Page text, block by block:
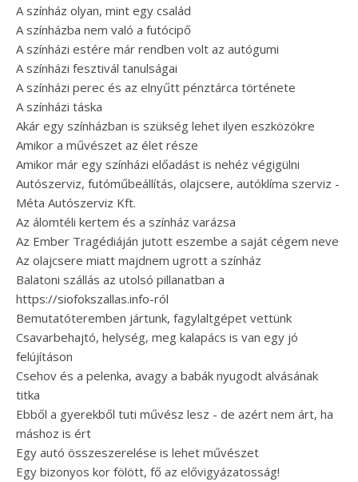
A színház olyan, mint egy család
A színházba nem való a futócipő
A színházi estére már rendben volt az autógumi
A színházi fesztivál tanulságai
A színházi perec és az elnyűtt pénztárca története
A színházi táska
Akár egy színházban is szükség lehet ilyen eszközökre
Amikor a művészet az élet része
Amikor már egy színházi előadást is nehéz végigülni
Autószerviz, futóműbeállítás, olajcsere, autóklíma szerviz -
Méta Autószerviz Kft.
Az álomtéli kertem és a színház varázsa
Az Ember Tragédiáján jutott eszembe a saját cégem neve
Az olajcsere miatt majdnem ugrott a színház
Balatoni szállás az utolsó pillanatban a
https://siofokszallas.info-ról
Bemutatóteremben jártunk, fagylaltgépet vettünk
Csavarbehajtó, helység, meg kalapács is van egy jó
felújításon
Csehov és a pelenka, avagy a babák nyugodt alvásának
titka
Ebből a gyerekből tuti művész lesz - de azért nem árt, ha
máshoz is ért
Egy autó összeszerelése is lehet művészet
Egy bizonyos kor fölött, fő az elővigyázatosság!